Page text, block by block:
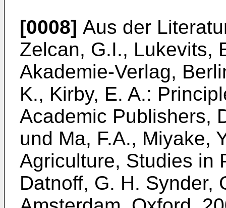
[0008] Aus der
Zelcan, G.I., Lukevits,
Akademie-Verlag,
K., Kirby, E. A.:
Academic Publishers,
und Ma, F.A., Miyake,
Agriculture, Studies in
Datnoff, G. H. Synder,